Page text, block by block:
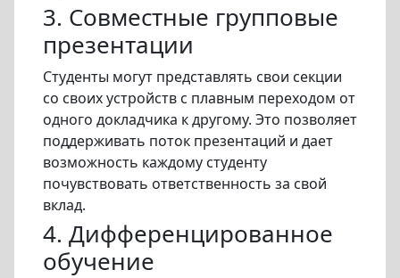
3. Совместные групповые
презентации
Студенты могут представлять свои секции
со своих устройств с плавным переходом от
одного докладчика к другому. Это позволяет
поддерживать поток презентаций и дает
возможность каждому студенту
почувствовать ответственность за свой
вклад.
4. Дифференцированное
обучение